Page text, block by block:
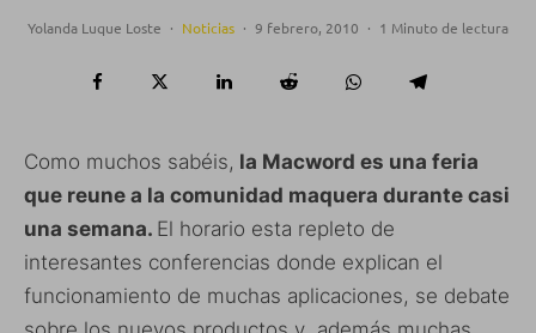
Yolanda Luque Loste · Noticias · 9 febrero, 2010 · 1 Minuto de lectura
Como muchos sabéis, la Macword es una feria
que reune a la comunidad maquera durante casi
una semana. El horario esta repleto de
interesantes conferencias donde explican el
funcionamiento de muchas aplicaciones, se debate